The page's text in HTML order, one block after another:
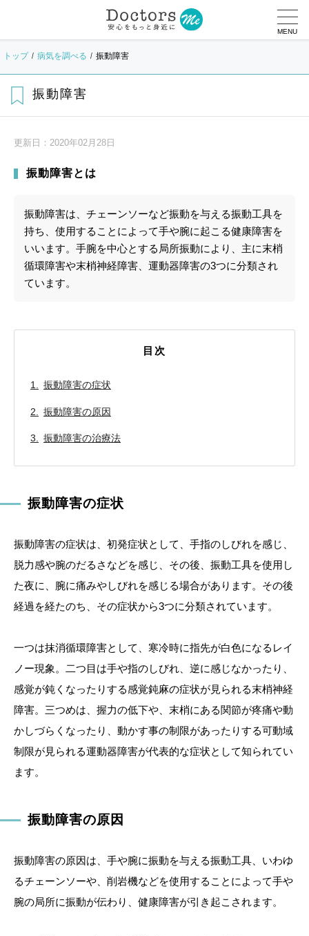
MENU
トップ 病気を調べる 振動障害
振動障害
更新日： 2020年02月28日
振動障害とは
振動障害は、チェーンソーなど振動を与える振動工具を
持ち、使用することによって手や腕に起こる健康障害を
いいます。手腕を中心とする局所振動により、主に末梢
循環障害や末梢神経障害、運動器障害の3つに分類され
ています。
目次
振動障害の症状
振動障害の原因
振動障害の治療法
振動障害の症状
振動障害の症状は、初発症状として、手指のしびれを感じ、
脱力感や腕のだるさなどを感じ、その後、振動工具を使用し
た夜に、腕に痛みやしびれを感じる場合があります。その後
経過を経たのち、その症状から3つに分類されています。
一つは抹消循環障害として、寒冷時に指先が白色になるレイ
ノー現象。二つ目は手や指のしびれ、逆に感じなかったり、
感覚が鈍くなったりする感覚鈍麻の症状が見られる末梢神経
障害。三つめは、握力の低下や、末梢にある関節が疼痛や動
かしづらくなったり、動かす事の制限があったりする可動域
制限が見られる運動器障害が代表的な症状として知られてい
ます。
振動障害の原因
振動障害の原因は、手や腕に振動を与える振動工具、いわゆ
るチェーンソーや、削岩機などを使用することによって手や
腕の局所に振動が伝わり、健康障害が引き起こされます。